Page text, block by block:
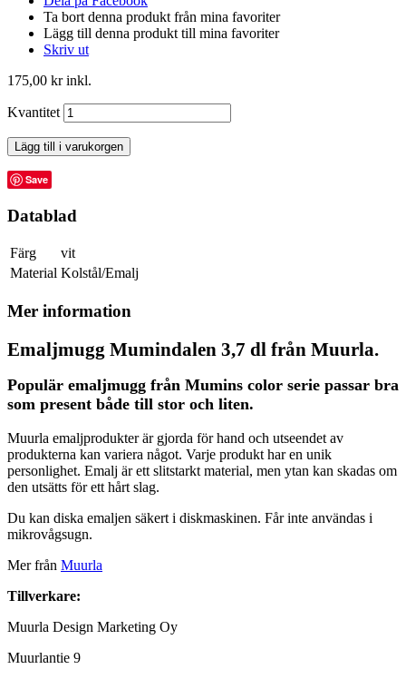
Ta bort denna produkt från mina favoriter
Lägg till denna produkt till mina favoriter
Skriv ut
175,00 krinkl.
Kvantitet
Lägg till i varukorgen
Save
Datablad
Färg
vit
Material Kolstål/Emalj
Mer information
Emaljmugg Mumindalen 3,7 dl från Muurla.
Populär emaljmugg från Mumins color serie passar bra
som present både till stor och liten.
Muurla emaljprodukter är gjorda för hand och utseendet av
produkterna kan variera något. Varje produkt har en unik
personlighet. Emalj är ett slitstarkt material, men ytan kan skadas om
den utsätts för ett hårt slag.
Du kan diska emaljen säkert i diskmaskinen. Får inte användas i
mikrovågsugn.
Mer från Muurla
Tillverkare:
Muurla Design Marketing Oy
Muurlantie 9